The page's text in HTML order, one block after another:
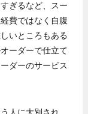
ぎるなど、スー
費ではなく自腹
いところもある
ーダーで仕立て
ダーのサービス